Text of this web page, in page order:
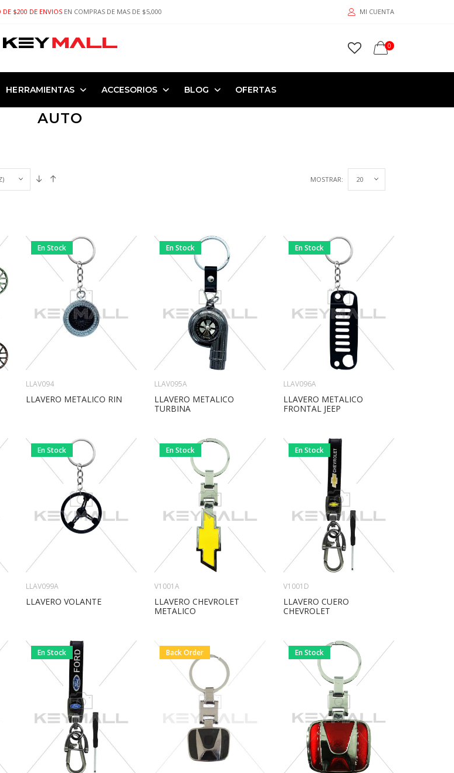
DE $200 DE ENVIOS EN COMPRAS DE MAS DE $5,000 MI CUENTA
0
HERRAMIENTAS ACCESORIOS BLOG OFERTAS
AUTO
MOSTRAR:
En Stock
LLAV094
LLAVERO METALICO RIN
En Stock
LLAV095A
LLAVERO METALICO
TURBINA
En Stock
LLAV096A
LLAVERO METALICO
FRONTAL JEEP
En Stock
LLAV099A
LLAVERO VOLANTE
En Stock
V1001A
LLAVERO CHEVROLET
METALICO
En Stock
V1001D
LLAVERO CUERO
CHEVROLET
En Stock Back Order En Stock